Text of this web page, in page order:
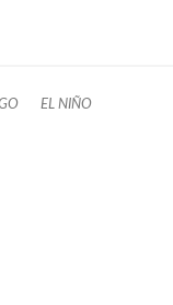
EL NIÑO